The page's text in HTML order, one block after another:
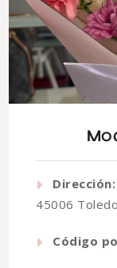
Dirección:
45006 Toledo
Código